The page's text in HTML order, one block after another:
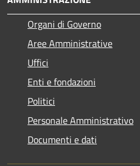
Organi di Governo
Aree Amministrative
Uffici
Enti e fondazioni
Politici
Personale Amministrativo
Documenti e dati